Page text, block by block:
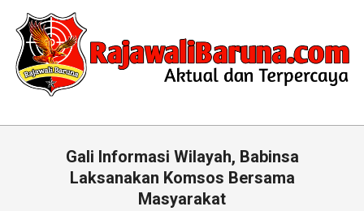
content
Primary
Gali Informasi Wilayah, Babinsa
Laksanakan Komsos Bersama
Masyarakat